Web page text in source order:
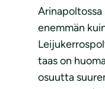
enemmän
taas on
osuutta